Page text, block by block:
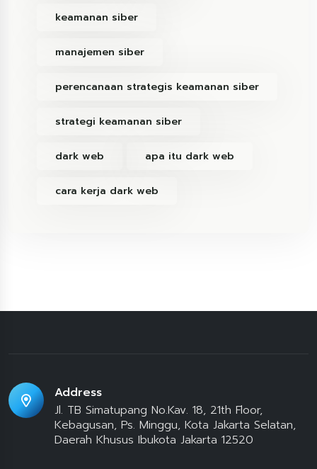
keamanan siber
manajemen siber
perencanaan strategis keamanan siber
strategi keamanan siber
dark web apa itu dark web
cara kerja dark web
Address
Jl. TB Simatupang No.Kav. 18, 21th Floor,
Kebagusan, Ps. Minggu, Kota Jakarta Selatan,
Daerah Khusus Ibukota Jakarta 12520